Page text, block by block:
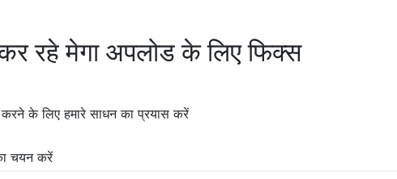
रहे मेगा अपलोड के लिए फिक्स
के लिए हमारे साधन का प्रयास करें
चयन करें